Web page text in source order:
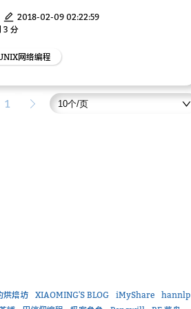
2018-02-09 02:22:59
3 分
网络编程
1
烘焙坊 XIAOMING'S BLOG iMyShare
hannlp